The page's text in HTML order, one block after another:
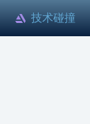
技术碰撞